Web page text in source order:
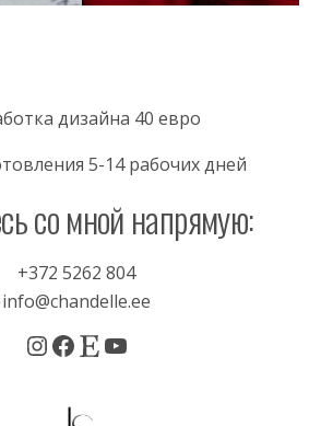
дизайна 40 евро
5-14 рабочих дней
со мной напрямую:
+372 5262 804
info@chandelle.ee
Instagram
Facebook
EtsyYouTube